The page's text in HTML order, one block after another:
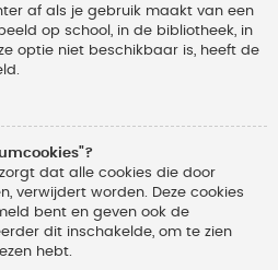
af als je gebruik maakt van een
op school, in de bibliotheek, in
optie niet beschikbaar is, heeft de
dat alle cookies die door
verwijdert worden. Deze cookies
bent en geven ook de
dit inschakelde, om te zien
hebt.